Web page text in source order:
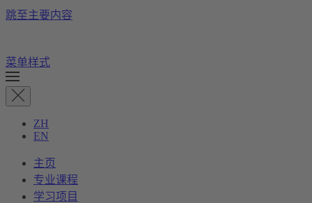
跳至主要内容
菜单样式
ZH
EN
主页
专业课程
学习项目